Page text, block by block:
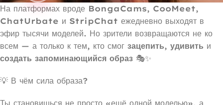
На платформах вроде BongaCams, CooMeet,
ChatUrbate и StripChat ежедневно выходят в
эфир тысячи моделей. Но зрители возвращаются не ко
всем — а только к тем, кто смог зацепить, удивить и
создать запоминающийся образ 🎭✨
💡 В чём сила образа?
Ты становишься не просто «ещё одной моделью», а